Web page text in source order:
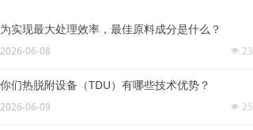
为实现最大处理效率，最佳原料成分是什么？
넶 23
2026-06-08
你们热脱附设备（TDU）有哪些技术优势？
넶 25
2026-06-09